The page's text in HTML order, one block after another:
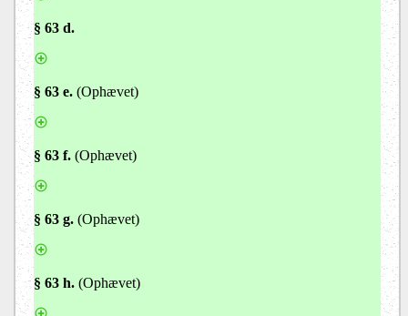
§ 63 d.
§ 63 e. (Ophævet)
§ 63 f. (Ophævet)
§ 63 g. (Ophævet)
§ 63 h. (Ophævet)